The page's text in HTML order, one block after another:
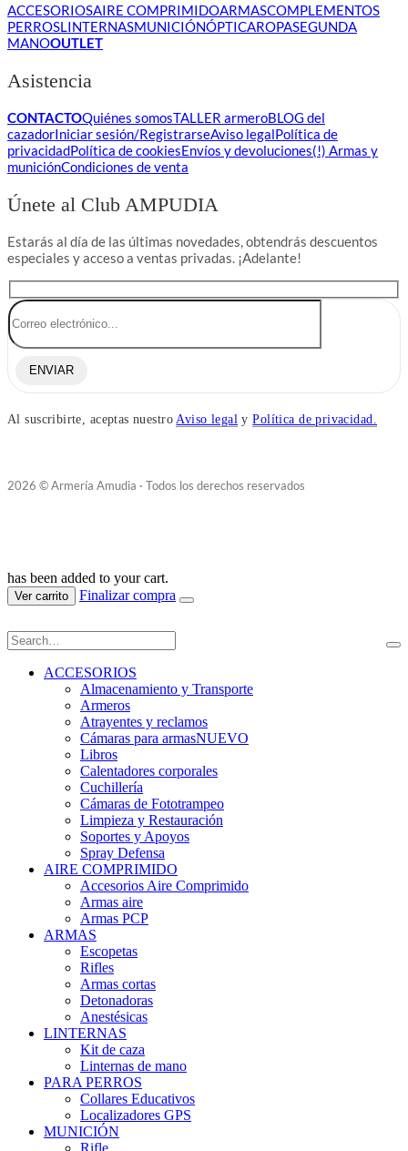
ACCESORIOSAIRE COMPRIMIDOARMASCOMPLEMENTOS
PERROSLINTERNASMUNICIÓNÓPTICAROPASEGUNDA
MANOOUTLET
Asistencia
CONTACTOQuiénes somosTALLER armeroBLOG del
cazadorIniciar sesión/RegistrarseAviso legalPolítica de
privacidadPolítica de cookiesEnvíos y devoluciones(!) Armas y
municiónCondiciones de venta
Únete al Club AMPUDIA
Estarás al día de las últimas novedades, obtendrás descuentos
especiales y acceso a ventas privadas. ¡Adelante!
ENVIAR
Al suscribirte, aceptas nuestro Aviso legal yPolítica de privacidad.
2026 © Armería Amudia · Todos los derechos reservados
has been added to your cart.
Ver carrito Finalizar compra
ACCESORIOS
Almacenamiento y Transporte
Armeros
Atrayentes y reclamos
Cámaras para armasNUEVO
Libros
Calentadores corporales
Cuchillería
Cámaras de Fototrampeo
Limpieza y Restauración
Soportes y Apoyos
Spray Defensa
AIRE COMPRIMIDO
Accesorios Aire Comprimido
Armas aire
Armas PCP
ARMAS
Escopetas
Rifles
Armas cortas
Detonadoras
Anestésicas
LINTERNAS
Kit de caza
Linternas de mano
PARA PERROS
Collares Educativos
Localizadores GPS
MUNICIÓN
Rifle